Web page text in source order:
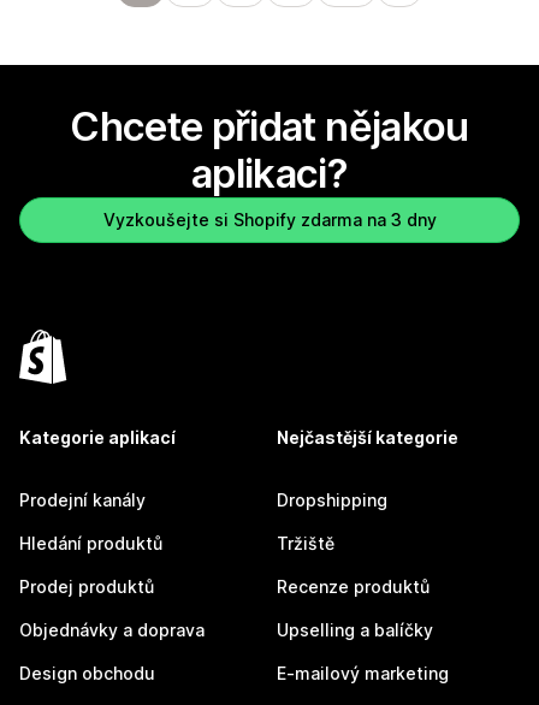
Chcete přidat nějakou
aplikaci?
Vyzkoušejte si Shopify zdarma na 3 dny
Kategorie aplikací
Prodejní kanály
Hledání produktů
Prodej produktů
Objednávky a doprava
Design obchodu
Nejčastější kategorie
Dropshipping
Tržiště
Recenze produktů
Upselling a balíčky
E-mailový marketing